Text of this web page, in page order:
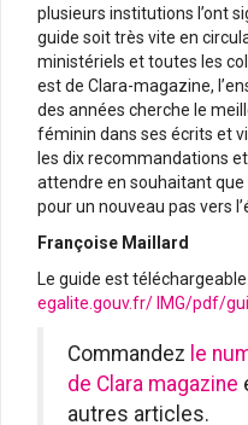
plusieurs institutions l’ont
guide soit très vite en
ministériels et toutes les
est de Clara-magazine,
des années cherche le
féminin dans ses écrits et
les dix recommandations
attendre en souhaitant que
pour un nouveau pas vers
Françoise Maillard
Le guide est téléchargeable
egalite.gouv.fr/ IMG/pdf/
Commandez le
de Clara magazine
autres articles.